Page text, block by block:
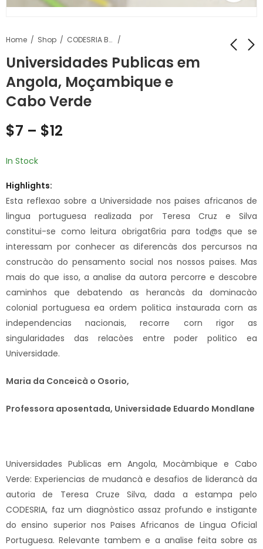
Home Shop CODESRIA Books
Universidades Publicas em
Angola, Moçambique e
Cabo Verde
Intellectuels,
$7 – $12
through
$12
In Stock
Highlights:
Esta reflexao sobre a Universidade nos paises africanos de
lingua portuguesa realizada por Teresa Cruz e Silva
constitui-se como leitura obrigat6ria para tod@s que se
interessam por conhecer as diferencàs dos percursos na
construcào do pensamento social nos nossos paises. Mas
mais do que isso, a analise da autora percorre e descobre
caminhos que debatendo as herancàs da dominacào
colonial portuguesa ea ordem politica instaurada corn as
independencias nacionais, recorre corn rigor as
singularidades das relacòes entre poder politico ea
Universidade.
Maria da Conceicà o Osorio,
Professora aposentada, Universidade Eduardo Mondlane
Universidades Publicas em Angola, Mocàmbique e Cabo
Verde: Experiencias de mudancà e desafios de liderancà da
autoria de Teresa Cruze Silva, dada a estampa pelo
CODESRIA, faz um diagnòstico assaz profundo e instigante
do ensino superior nos Paises Africanos de Lingua Oficial
Portuguesa. Relevante tambem e a analise feita sobre as